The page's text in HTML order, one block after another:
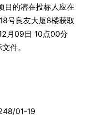
目的潜在投标人应在
号良友大厦8楼获取
月09日 10点00分
件。
01-19